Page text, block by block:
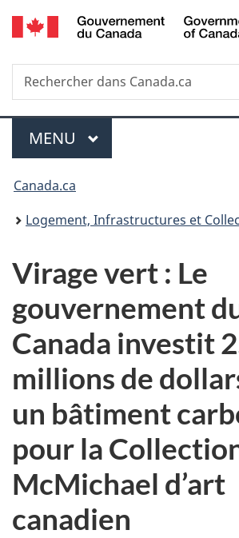
Passer
au
principal
Passer
à
Au
du
Passer
à
version
Recherche
Rechercher
dans
Menu
MENU PRINCIPAL
Vous
êtes
Canada.ca
Logement, Infrastructures et
Virage vert : Le
gouvernement
Canada investit
millions de
un bâtiment
pour la
McMichael d’art
canadien